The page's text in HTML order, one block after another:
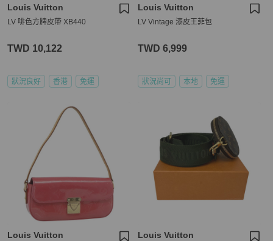
Louis Vuitton
LV 啡色方牌皮帶 XB440
TWD 10,122
狀況良好 香港 免運
Louis Vuitton
LV Vintage 漆皮王菲包
TWD 6,999
狀況尚可 本地 免運
Louis Vuitton Louis Vuitton